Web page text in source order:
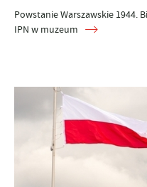
Powstanie Warszawskie 1944.
IPN w muzeum